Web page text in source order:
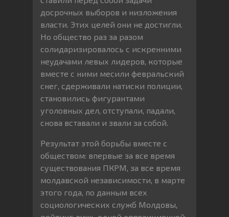
досрочных выборов и низложения
власти. Этих целей они не достигли.
Но общество раз за разом
солидаризировалось с искренними
неудачами левых лидеров, которые
вместе с ними месили февральский
снег, сдерживали натиски полиции,
становились фигурантами
уголовных дел, отступали, падали,
снова вставали и звали за собой.
Результат этой борьбы вместе с
обществом: впервые за все время
существования ПКРМ, за все время
молдавской независимости, в марте
этого года, по данным всех
социологических служб Молдовы,